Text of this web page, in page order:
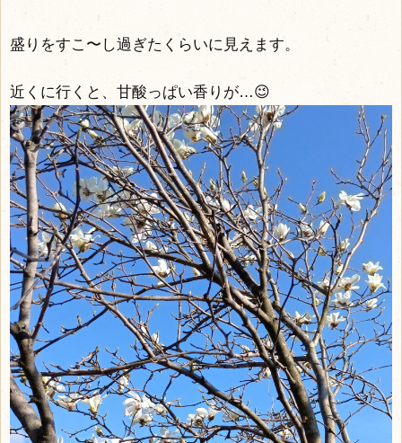
盛りをすこ〜し過ぎたくらいに見えます。
近くに行くと、甘酸っぱい香りが…😉